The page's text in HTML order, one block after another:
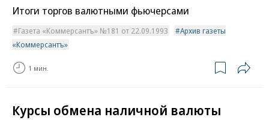
Итоги торгов валютными фьючерсами
Газета «Коммерсантъ» №181 от 22.09.1993
Архив газеты
«Коммерсантъ»
1 мин.
Курсы обмена наличной валюты